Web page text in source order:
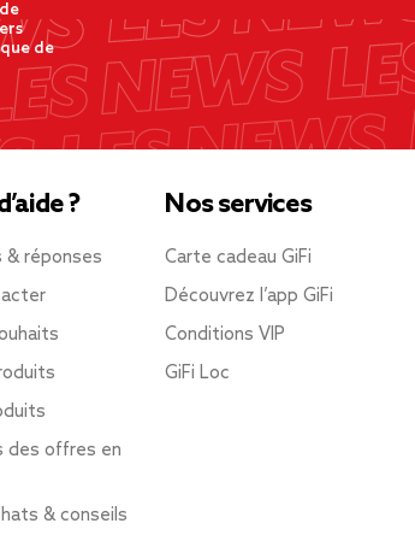
de
?
réponses
des offres en
& conseils
Nos services
Carte cadeau GiFi
Découvrez l’app GiFi
Conditions VIP
GiFi Loc